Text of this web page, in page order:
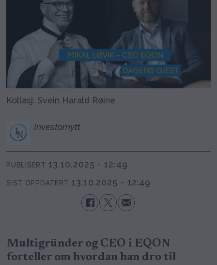
Kollasj: Svein Harald Røine
Investornytt
PUBLISERT 13.10.2025 - 12:49
SIST OPPDATERT 13.10.2025 - 12:49
Multigründer og CEO i EQON
forteller om hvordan han dro til